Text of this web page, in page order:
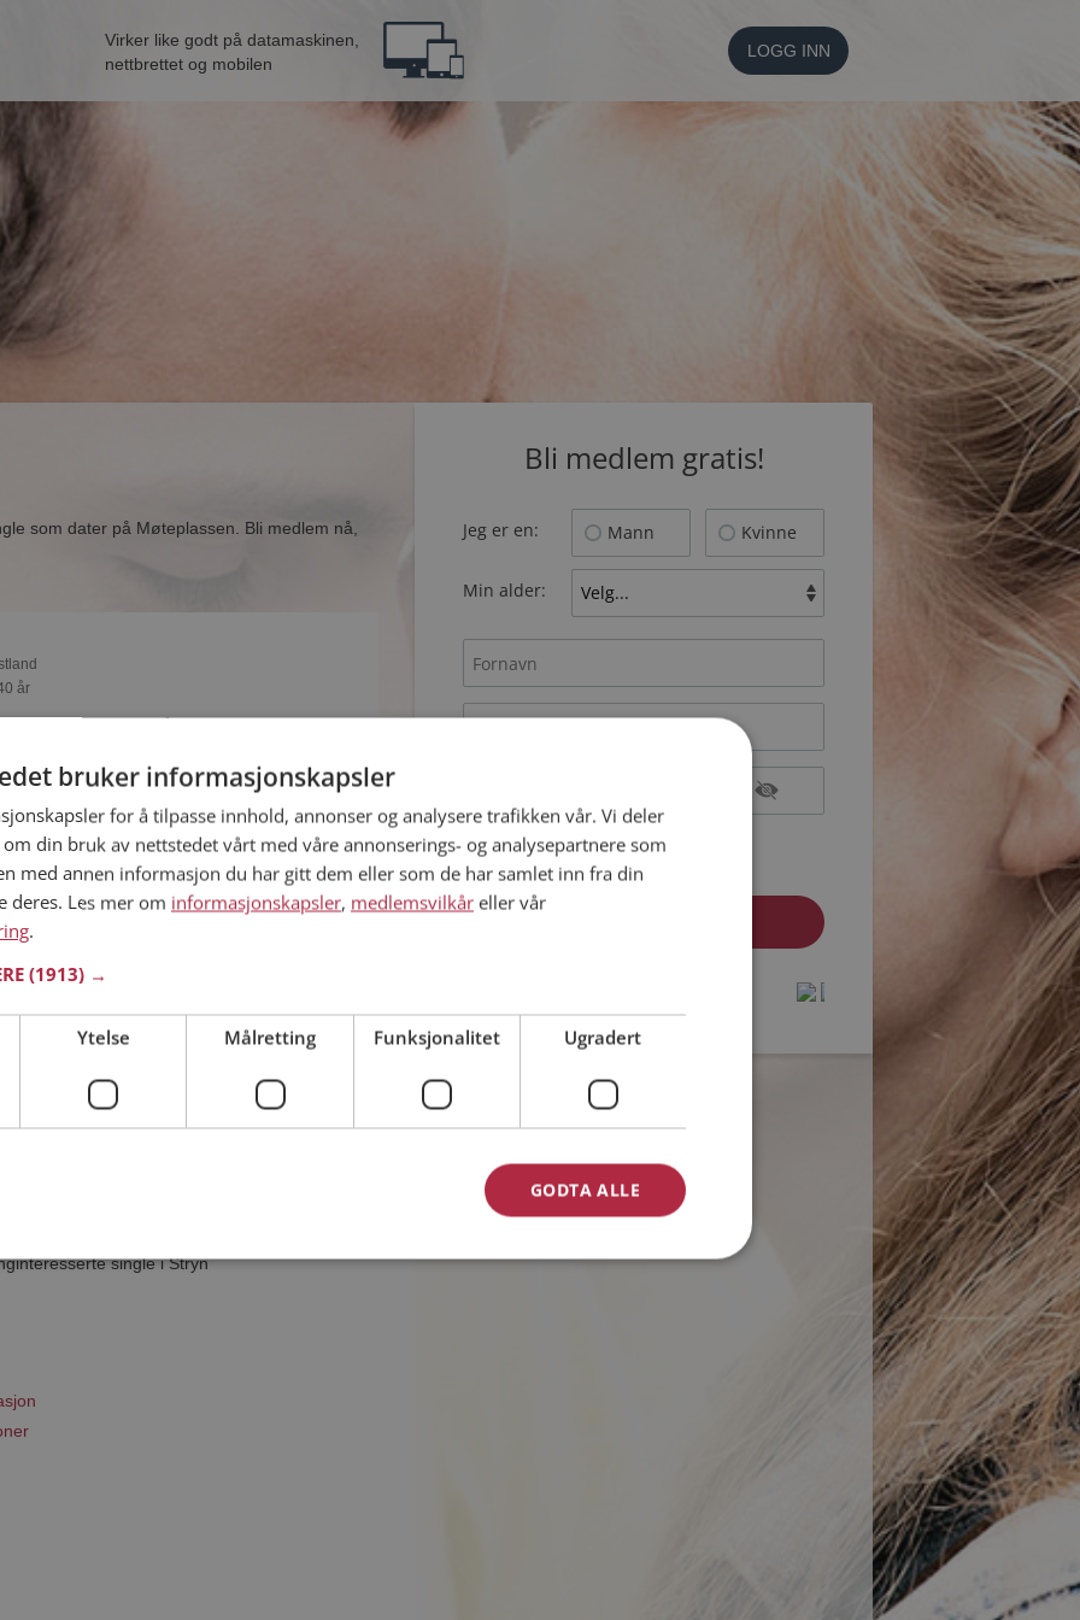
Virker like godt på datamaskinen,
nettbrettet og mobilen
LOGG INN
som dater på Møteplassen. Bli medlem nå,
år
du være medlem på Møteplassen, og se om
år
og bilder hvis du er medlem på Møteplassen.
til riktig sted. På Møteplassen kan du bli
single i Stryn
Bli medlem gratis!
Jeg er en: Mann Kvinne
Min alder:
Jeg akseptererMedlemsvilkårene
Jeg akseptererPersonvernreglene
reCAPTCHA
Terms
reCAPTCHA
Terms
bruker informasjonskapsler
for å tilpasse innhold, annonser og analysere trafikken vår. Vi deler
din bruk av nettstedet vårt med våre annonserings- og analysepartnere som
med annen informasjon du har gitt dem eller som de har samlet inn fra din
deres. Les mer om informasjonskapsler, medlemsvilkår eller vår
.
(1913) →
Ytelse Målretting Funksjonalitet Ugradert
GODTA ALLE